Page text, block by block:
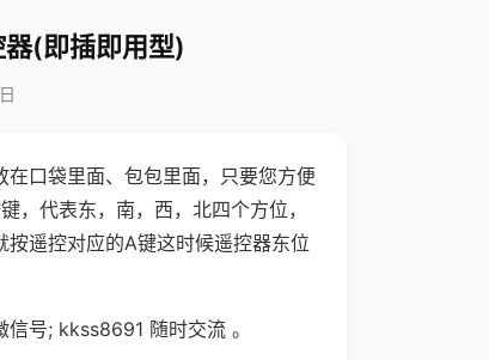
(即插即用型)
口袋里面、包包里面，只要您方便
，代表东，南，西，北四个方位，
遥控对应的A键这时候遥控器东位
号; kkss8691 随时交流 。